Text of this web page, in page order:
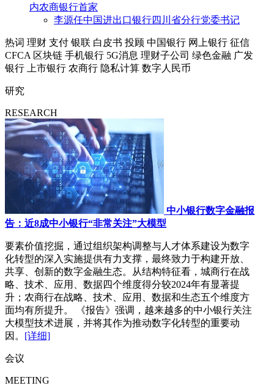
内农商银行首家
李源任中国进出口银行四川省分行党委书记
热词 理财 支付 银联 白皮书 投顾 中国银行 网上银行 征信
CFCA 区块链 手机银行 5G消息 理财子公司 绿色金融 广发
银行
上市银行 农商行 隐私计算 数字人民币
研究
RESEARCH
中小银行数字金融报
告：近8成中小银行“非常关注”大模型
要素价值挖掘，通过组织架构调整与人才体系建设为数字
化转型的深入实施提供有力支撑，最终致力于构建开放、
共享、创新的数字金融生态。从结构特征看，城商行在战
略、技术、应用、数据四个维度得分较2024年有显著提
升；农商行在战略、技术、应用、数据和生态五个维度方
面均有所提升。 《报告》强调，越来越多的中小银行关注
大模型技术进展，并将其作为推动数字化转型的重要动
因。 [详细]
会议
MEETING